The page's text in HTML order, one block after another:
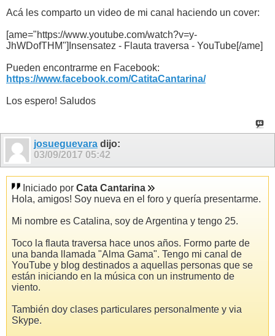
Acá les comparto un video de mi canal haciendo un cover:
[ame="https://www.youtube.com/watch?v=y-
JhWDofTHM"]Insensatez - Flauta traversa - YouTube[/ame]
Pueden encontrarme en Facebook:
https://www.facebook.com/CatitaCantarina/
Los espero! Saludos
josueguevara dijo:
03/09/2017 05:42
Iniciado por Cata Cantarina
Hola, amigos! Soy nueva en el foro y quería presentarme.
Mi nombre es Catalina, soy de Argentina y tengo 25.
Toco la flauta traversa hace unos años. Formo parte de
una banda llamada "Alma Gama". Tengo mi canal de
YouTube y blog destinados a aquellas personas que se
están iniciando en la música con un instrumento de
viento.
También doy clases particulares personalmente y via
Skype.